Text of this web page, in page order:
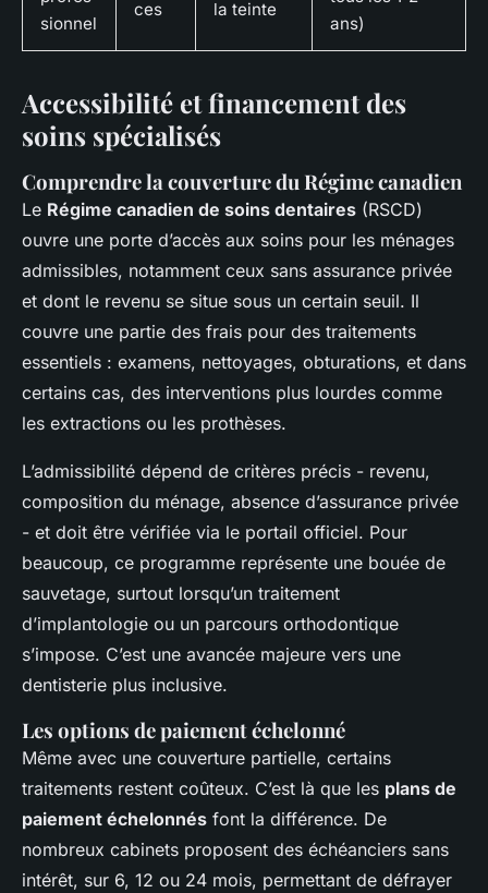
sionnel
ces la teinte
ans)
Accessibilité et financement des
soins spécialisés
Comprendre la couverture du Régime canadien
Le Régime canadien de soins dentaires (RSCD)
ouvre une porte d’accès aux soins pour les ménages
admissibles, notamment ceux sans assurance privée
et dont le revenu se situe sous un certain seuil. Il
couvre une partie des frais pour des traitements
essentiels : examens, nettoyages, obturations, et dans
certains cas, des interventions plus lourdes comme
les extractions ou les prothèses.
L’admissibilité dépend de critères précis - revenu,
composition du ménage, absence d’assurance privée
- et doit être vérifiée via le portail officiel. Pour
beaucoup, ce programme représente une bouée de
sauvetage, surtout lorsqu’un traitement
d’implantologie ou un parcours orthodontique
s’impose. C’est une avancée majeure vers une
dentisterie plus inclusive.
Les options de paiement échelonné
Même avec une couverture partielle, certains
traitements restent coûteux. C’est là que les plans de
paiement échelonnés font la différence. De
nombreux cabinets proposent des échéanciers sans
intérêt, sur 6, 12 ou 24 mois, permettant de défrayer